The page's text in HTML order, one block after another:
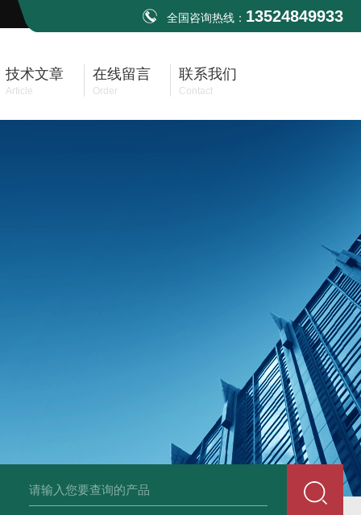
全国咨询热线： 13524849933
技术文章
Article
在线留言
Order
联系我们
Contact
DM50C绝缘电阻测试仪 SLB-II全自动变比测试仪 BY2672数字兆欧表